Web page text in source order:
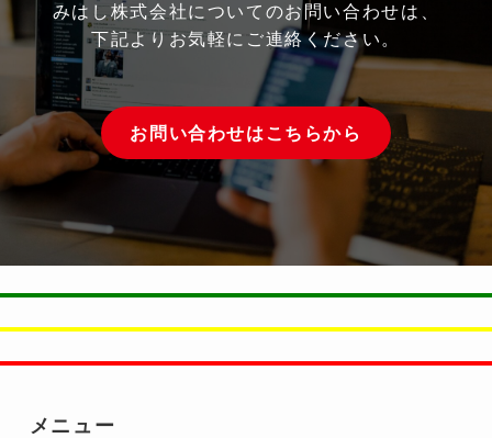
みはし株式会社についてのお問い合わせは、
下記よりお気軽にご連絡ください。
お問い合わせはこちらから
メニュー